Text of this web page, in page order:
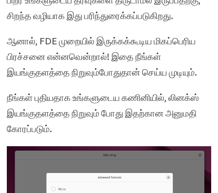
சிறந்த வழியாக இது பரிந்துரைக்கப்படுகிறது.
ஆனால், FDE முறையில் இருக்கக்கூடிய மிகப்பெரிய
பிரச்சனை என்னவென்றால்! இதை நீங்கள்
இயங்குதளத்தை நிறுவும்போதுதான் செய்ய முடியும்.
நீங்கள் புதியதாக உங்களுடைய கணினியில், லினக்ஸ்
இயங்குதளத்தை நிறுவும் போது இதற்கான அனுமதி
கோரப்படும்.